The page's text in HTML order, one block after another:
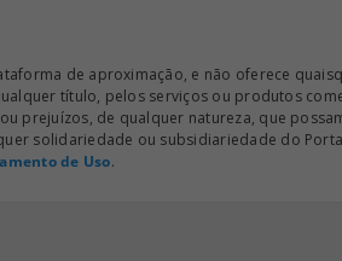
de aproximação, e não oferece
título, pelos serviços ou produtos
prejuízos, de qualquer natureza, que
solidariedade ou subsidiariedade do
de Uso.